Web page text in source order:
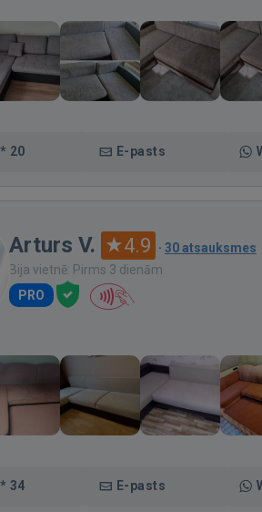
20 E-pasts
Arturs V. 4.9 · 30 atsauksmes
Bija vietnē: Pirms 3 dienām
PRO
34 E-pasts